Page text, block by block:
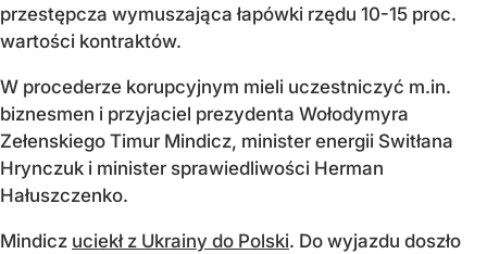
przestępcza wymuszająca łapówki rzędu 10-15 proc.
wartości kontraktów.
W procederze korupcyjnym mieli uczestniczyć m.in.
biznesmen i przyjaciel prezydenta Wołodymyra
Zełenskiego Timur Mindicz, minister energii Switłana
Hrynczuk i minister sprawiedliwości Herman
Hałuszczenko.
Mindicz uciekł z Ukrainy do Polski. Do wyjazdu doszło